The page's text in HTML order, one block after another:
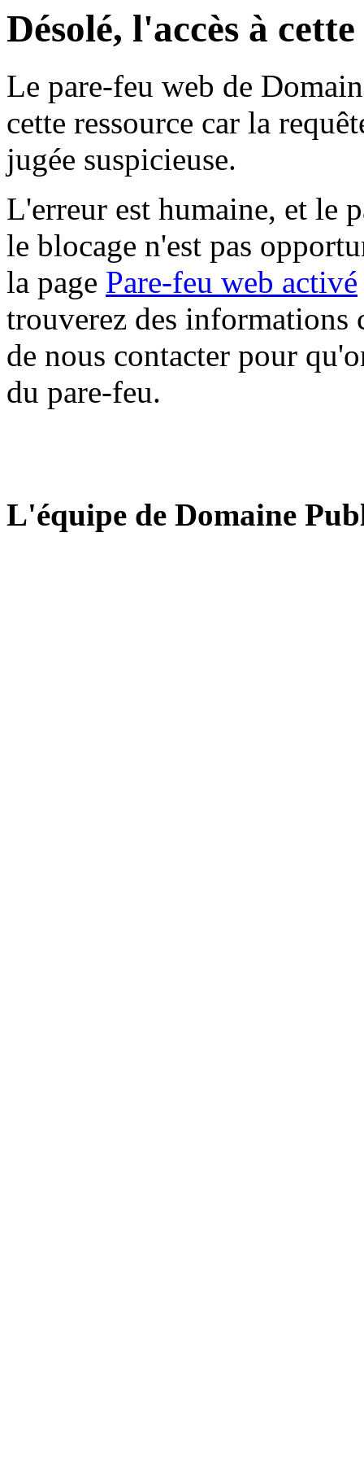
Désolé, l'accès à
Le pare-feu web de
cette ressource car la
jugée suspicieuse.
L'erreur est humaine, et le
le blocage n'est pas
la page Pare-feu web activé
trouverez des informations
de nous contacter pour
du pare-feu.
L'équipe de Domaine